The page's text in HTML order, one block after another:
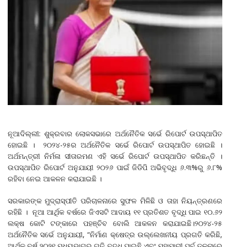
ନୂଆଦିଲ୍ଲୀ: ଶୁକ୍ରବାର ଲୋକସଭାରେ ଅର୍ଥନୈତିକ ସର୍ଭେ ରିପୋର୍ଟ ଉପସ୍ଥାପିତ
ହୋଇଛି । ୨୦୨୪-୨୫ର ଅର୍ଥନୈତିକ ସର୍ଭେ ରିପୋର୍ଟ ଉପସ୍ଥାପିତ ହୋଇଛି ।
ଅର୍ଥମନ୍ତ୍ରୀ ନିର୍ମଳା ସୀତାରମଣ ଏହି ସର୍ଭେ ରିପୋର୍ଟ ଉପସ୍ଥାପିତ କରିଛନ୍ତି ।
ଉପସ୍ଥାପିତ ରିପୋର୍ଟ ଅନୁଯାୟୀ ୨୦୨୬ ପାଇଁ ଜିଡିପି ଅଭିବୃଦ୍ଧି ୬.୩%ରୁ ୬.୮%
ରହିବା ନେଇ ଆକଳନ କରାଯାଇଛି ।
ସରକାରଙ୍କ ମୁଦ୍ରାସ୍ପୀତି ପରିଚାଳନାରେ ସୁଫଳ ମିଳିଛି ଓ ତାହା ନିୟନ୍ତ୍ରଣରେ
ରହିଛି । ନୂଆ ଆର୍ଥିକ ବର୍ଷରେ ଜିଏସଟି ଆଦାୟ ୧୧ ପ୍ରତିଶତ ବୃଦ୍ଧି ପାଇ ୧୦.୬୨
ଲକ୍ଷ କୋଟି ଟଙ୍କାରେ ପହଞ୍ଚିବ ବୋଲି ଆକଳନ କରାଯାଇଛି।୨୦୨୪-୨୫
ଅର୍ଥନୈତିକ ସର୍ଭେ ଅନୁଯାୟୀ, “ନିର୍ମାଣ କ୍ଷେତ୍ର ଉଲ୍ଲେଖନୀୟ ପ୍ରଗତି କରିଛି,